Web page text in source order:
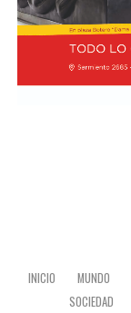
INICIO MUNDO
SOCIEDAD